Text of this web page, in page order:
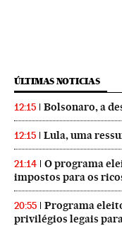
ÚLTIMAS NOTICIAS
12:15 Bolsonaro, a
12:15 Lula, uma
21:14
O programa
impostos para os
20:55
Programa
privilégios legais